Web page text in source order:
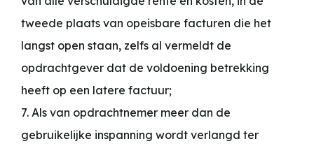
tweede plaats van opeisbare facturen die het
langst open staan, zelfs al vermeldt de
opdrachtgever dat de voldoening betrekking
heeft op een latere factuur;
7. Als van opdrachtnemer meer dan de
gebruikelijke inspanning wordt verlangd ter